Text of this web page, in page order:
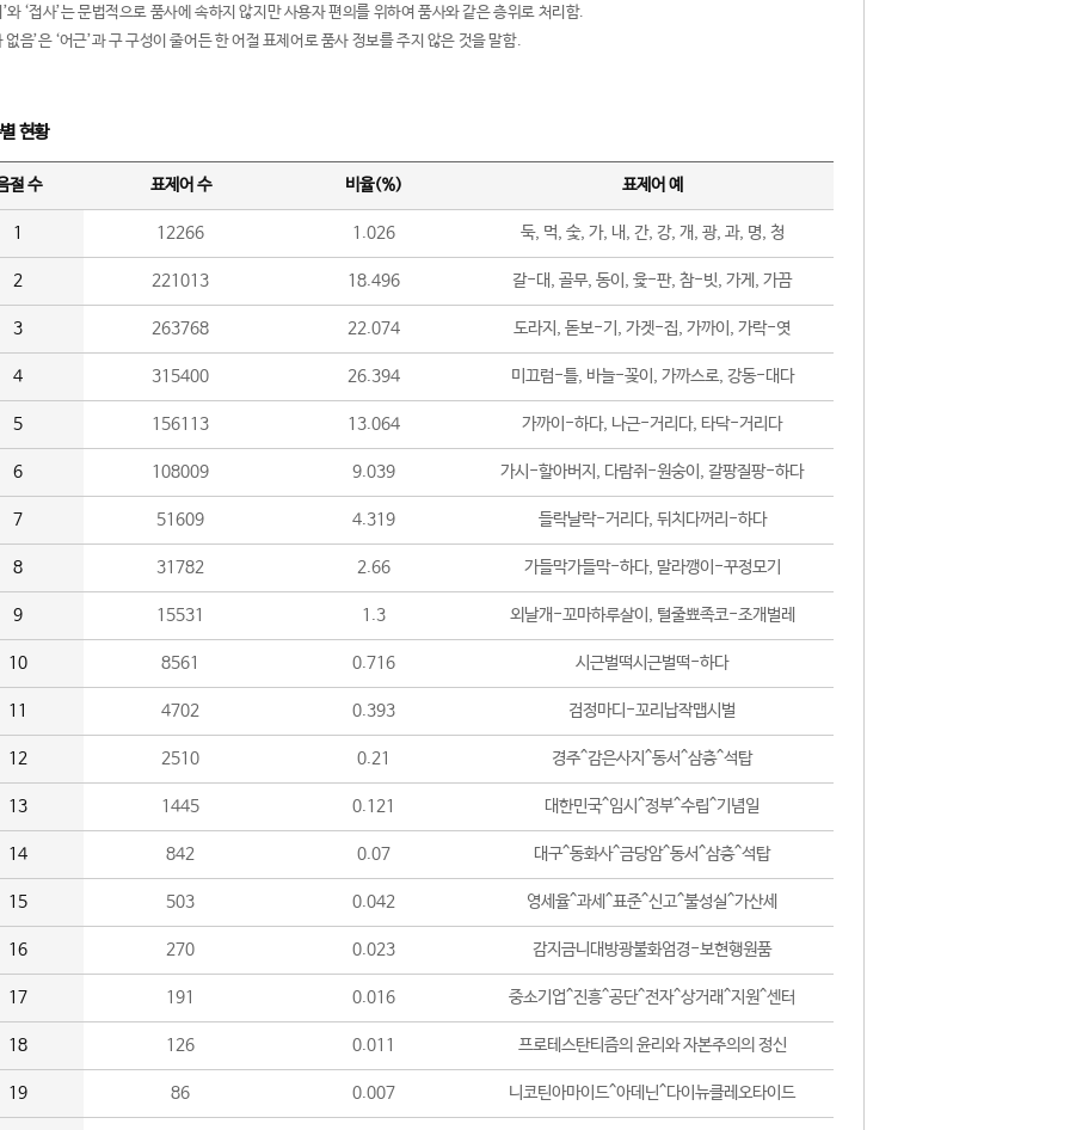
와 ‘접사’는 문법적으로 품사에 속하지 않지만 사용자 편의를 위하여 품사와 같은 층위로 처리함.
없음’은 ‘어근’과 구 구성이 줄어든 한 어절 표제어로 품사 정보를 주지 않은 것을 말함.
현황
절 수 표제어 수 비율(%) 표제어 예
1 12266 1.026 둑, 먹, 숯, 가, 내, 간, 강, 개, 광, 과, 명, 청
2 221013 18.496 갈-대, 골무, 동이, 윷-판, 참-빗, 가게, 가끔
3 263768 22.074 도라지, 돋보-기, 가겟-집, 가까이, 가락-엿
4 315400 26.394 미끄럼-틀, 바늘-꽂이, 가까스로, 강동-대다
5 156113 13.064 가까이-하다, 나근-거리다, 타닥-거리다
6 108009 9.039 가시-할아버지, 다람쥐-원숭이, 갈팡질팡-하다
7 51609 4.319 들락날락-거리다, 뒤치다꺼리-하다
8 31782 2.66 가들막가들막-하다, 말라깽이-꾸정모기
9 15531 1.3 외날개-꼬마하루살이, 털줄뾰족코-조개벌레
10 8561 0.716 시근벌떡시근벌떡-하다
11 4702 0.393 검정마디-꼬리납작맵시벌
12 2510 0.21 경주^감은사지^동서^삼층^석탑
13 1445 0.121 대한민국^임시^정부^수립^기념일
14 842 0.07 대구^동화사^금당암^동서^삼층^석탑
15 503 0.042 영세율^과세^표준^신고^불성실^가산세
16 270 0.023 감지금니대방광불화엄경-보현행원품
17 191 0.016 중소기업^진흥^공단^전자^상거래^지원^센터
18 126 0.011 프로테스탄티즘의 윤리와 자본주의의 정신
19 86 0.007 니코틴아마이드^아데닌^다이뉴클레오타이드